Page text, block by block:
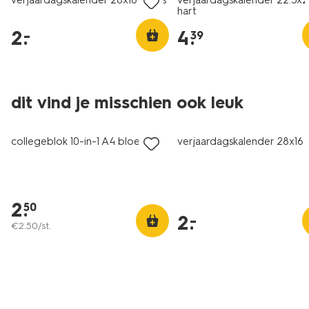
2.
–
hart
4.
39
dit vind je misschien ook leuk
laag geprijsd
collegeblok 10-in-1 A4 bloemen
2.
50
€2.50/st.
laag geprijsd
verjaardagskalender 28x16
2.
–